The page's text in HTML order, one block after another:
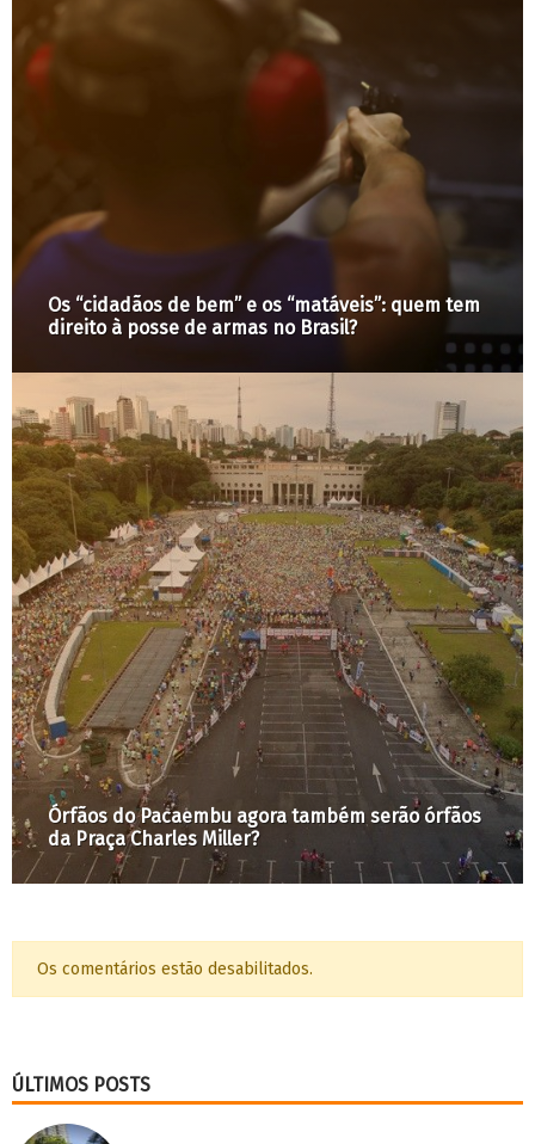
Os “cidadãos de bem” e os “matáveis”: quem tem
direito à posse de armas no Brasil?
Órfãos do Pacaembu agora também serão órfãos
da Praça Charles Miller?
Os comentários estão desabilitados.
ÚLTIMOS POSTS